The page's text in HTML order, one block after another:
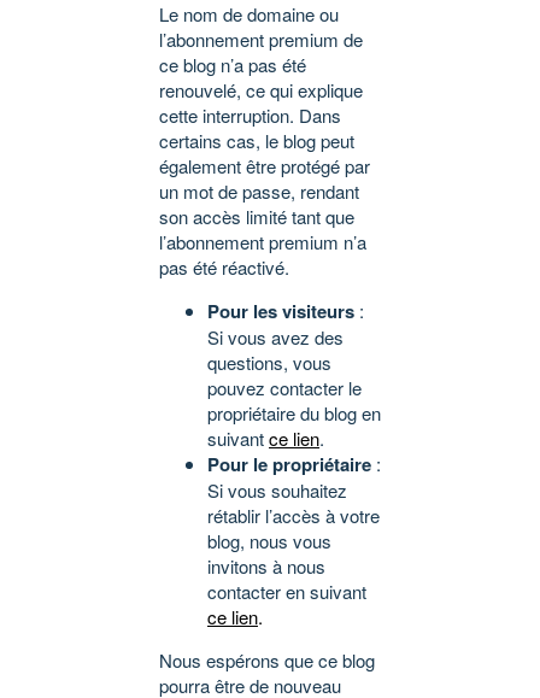
Le nom de domaine ou
l’abonnement premium de
ce blog n’a pas été
renouvelé, ce qui explique
cette interruption. Dans
certains cas, le blog peut
également être protégé par
un mot de passe, rendant
son accès limité tant que
l’abonnement premium n’a
pas été réactivé.
Pour les visiteurs :
Si vous avez des
questions, vous
pouvez contacter le
propriétaire du blog en
suivantce lien.
Pour le propriétaire :
Si vous souhaitez
rétablir l’accès à votre
blog, nous vous
invitons à nous
contacter en suivant
ce lien.
Nous espérons que ce blog
pourra être de nouveau